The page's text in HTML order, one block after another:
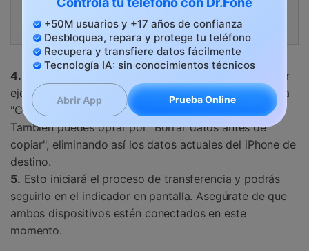
4. Elige ahora qué tipo de datos deseas transferir. Por
ejemplo, si solo deseas cambiar contactos, selecciona
"Contactos" y haz clic en "Iniciar Transferencia".
También puedes optar por "Borrar datos antes de
copiar", eliminando así los datos actuales del iPhone de
destino.
5. Esto iniciará el proceso de transferencia y podrás
seguirlo en el indicador en pantalla. Asegúrate de que
ambos dispositivos estén conectados en este
momento.
+50M usuarios y +17 años de confianza
Desbloquea, repara y protege tu teléfono
Recupera y transfiere datos fácilmente
Tecnología IA: sin conocimientos técnicos
Abrir App Prueba Online